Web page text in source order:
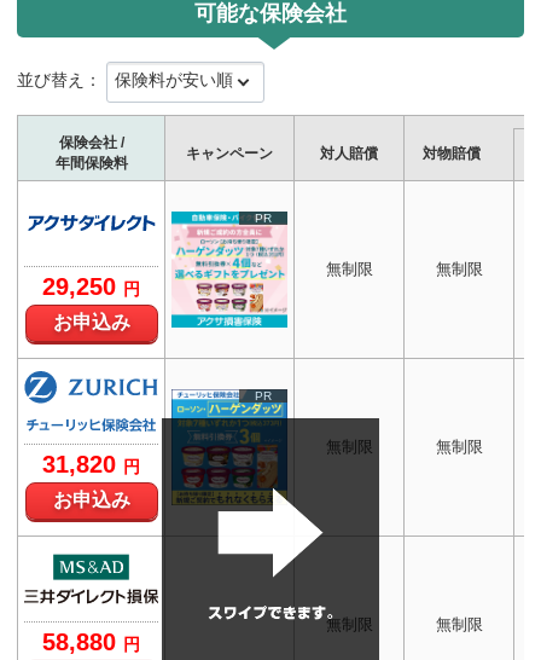
可能な保険会社
並び替え：
保険会社 /
年間保険料
キャンペーン 対人賠償 対物賠償
29,250 円
お申込み
PR
無制限 無制限
31,820 円
お申込み
PR
無制限 無制限
58,880 円
無制限 無制限